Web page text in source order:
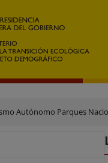
Autónomo Parques